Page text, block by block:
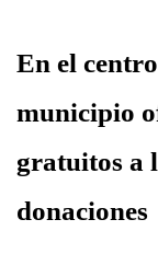
En el
municipio
gratuitos a
donaciones